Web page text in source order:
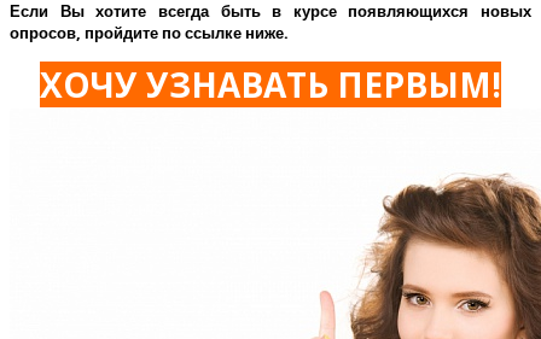
Если Вы хотите всегда быть в курсе появляющихся новых
опросов, пройдите по ссылке ниже.
ХОЧУ УЗНАВАТЬ ПЕРВЫМ!